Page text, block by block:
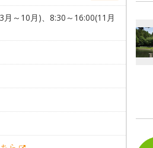
～10月)、8:30～16:00(11月